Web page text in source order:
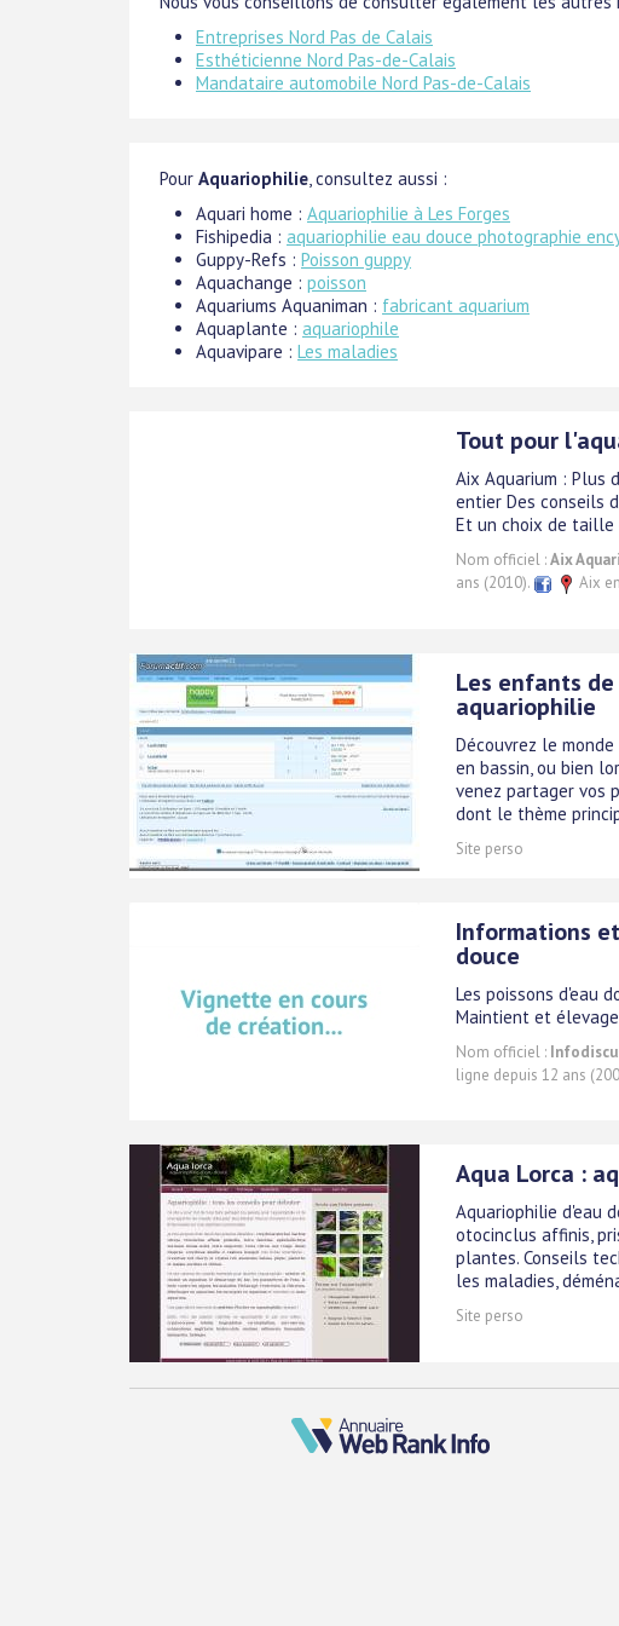
Entreprises Nord Pas de Calais
Esthéticienne Nord Pas-de-Calais
Mandataire automobile Nord Pas-de-Calais
Pour Aquariophilie , consultez aussi :
Aquari home : Aquariophilie à Les Forges
Fishipedia : aquariophilie eau douce photographie
Guppy-Refs : Poisson guppy
Aquachange : poisson
Aquariums Aquaniman : fabricant aquarium
Aquaplante : aquariophile
Aquavipare : Les maladies
Tout pour
Aix Aquarium : Plus
entier Des conseils
Et un choix de taille
Nom officiel :Aix
ans (2010).
Aix
Les enfants
aquariophilie
Découvrez le
en bassin, ou bien
venez partager vos
dont le thème
Site perso
Informations
douce
Les poissons d'eau
Maintient et
Nom officiel :
ligne depuis 12 ans
Aqua Lorca :
Aquariophilie d'eau
otocinclus affinis,
plantes. Conseils
les maladies,
Site perso